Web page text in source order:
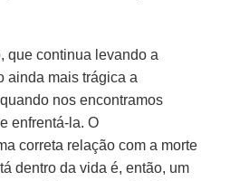
que continua levando a
ainda mais trágica a
nos encontramos
enfrentá-la. O
correta relação com a morte
dentro da vida é, então, um